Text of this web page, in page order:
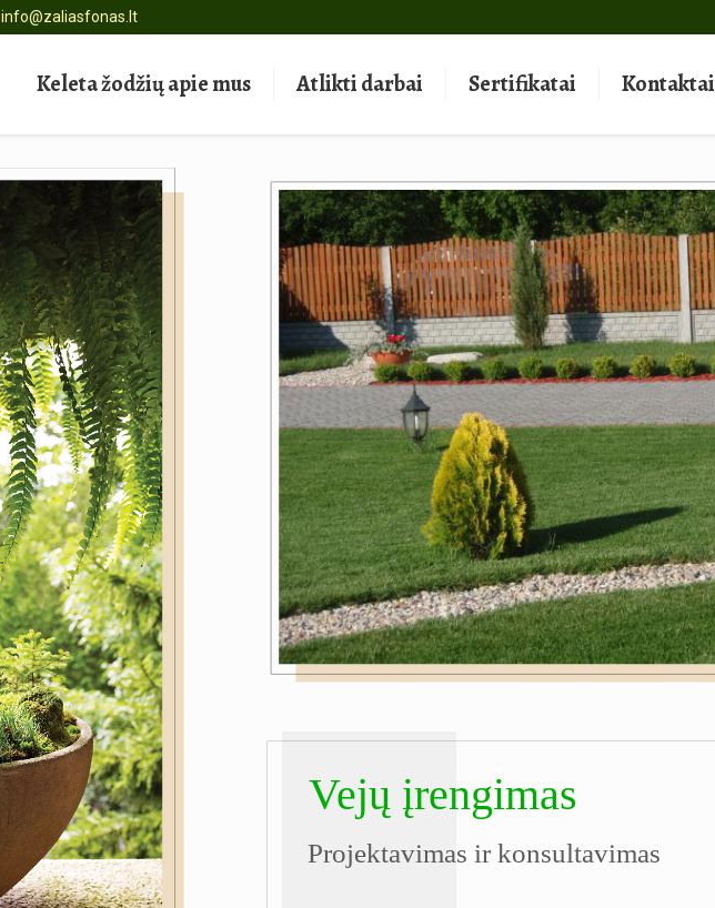
info@zaliasfonas.lt
Keleta žodžių apie mus Atlikti darbai Sertifikatai Kontaktai
Vejų įrengimas
Projektavimas ir konsultavimas